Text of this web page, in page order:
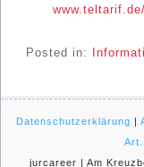
Posted in:
Datenschutzerklärung |
Art.
jurcareer | Am